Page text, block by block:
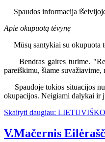
Spaudos informacija
Apie okupuotą tėvynę
Mūsų santykiai su okupuota
Bendras gaires turime.
pareiškimu, šiame
Spaudoje tokios situacijos
okupacijos. Neigiami dalykai ir
Skaityti daugiau:
V.Mačernis